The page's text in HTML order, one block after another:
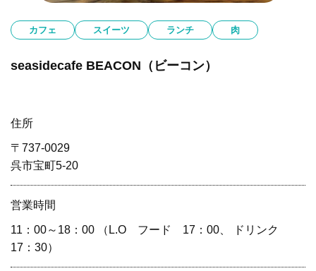
カフェ スイーツ ランチ 肉
seasidecafe BEACON（ビーコン）
住所
〒737-0029
呉市宝町5-20
営業時間
11：00～18：00 （L.O フード 17：00、 ドリンク
17：30）